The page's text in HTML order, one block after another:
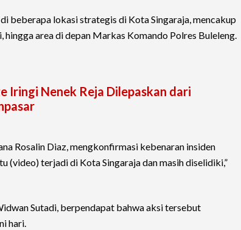
beberapa lokasi strategis di Kota Singaraja, mencakup
hingga area di depan Markas Komando Polres Buleleng.
Iringi Nenek Reja Dilepaskan dari
Rosalin Diaz, mengkonfirmasi kebenaran insiden
(video) terjadi di Kota Singaraja dan masih diselidiki,”
Sutadi, berpendapat bahwa aksi tersebut
hari.